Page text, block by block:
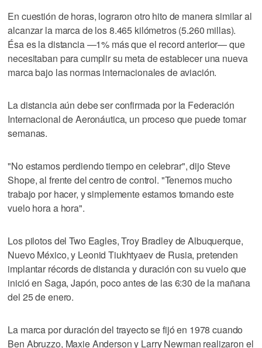
En cuestión de horas, lograron otro hito de manera similar al
alcanzar la marca de los 8.465 kilómetros (5.260 millas).
Ésa es la distancia —1% más que el record anterior— que
necesitaban para cumplir su meta de establecer una nueva
marca bajo las normas internacionales de aviación.
La distancia aún debe ser confirmada por la Federación
Internacional de Aeronáutica, un proceso que puede tomar
semanas.
"No estamos perdiendo tiempo en celebrar", dijo Steve
Shope, al frente del centro de control. "Tenemos mucho
trabajo por hacer, y simplemente estamos tomando este
vuelo hora a hora".
Los pilotos del Two Eagles, Troy Bradley de Albuquerque,
Nuevo México, y Leonid Tiukhtyaev de Rusia, pretenden
implantar récords de distancia y duración con su vuelo que
inició en Saga, Japón, poco antes de las 6:30 de la mañana
del 25 de enero.
La marca por duración del trayecto se fijó en 1978 cuando
Ben Abruzzo, Maxie Anderson y Larry Newman realizaron el